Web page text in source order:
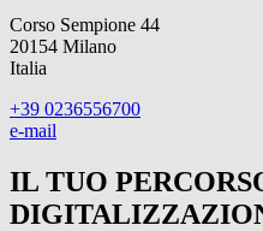
Corso Sempione 44
20154 Milano
Italia
+39 0236556700
e-mail
IL TUO